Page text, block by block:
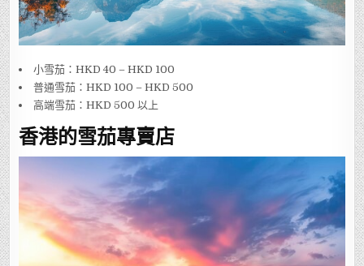
小雪茄：HKD 40 – HKD 100
普通雪茄：HKD 100 – HKD 500
高端雪茄：HKD 500 以上
香港的雪茄專賣店